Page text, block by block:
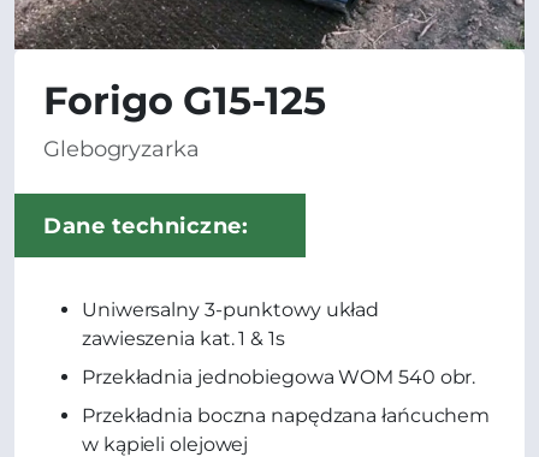
Forigo G15-125
Glebogryzarka
Dane techniczne:
Uniwersalny 3-punktowy układ
zawieszenia kat. 1 & 1s
Przekładnia jednobiegowa WOM 540 obr.
Przekładnia boczna napędzana łańcuchem
w kąpieli olejowej